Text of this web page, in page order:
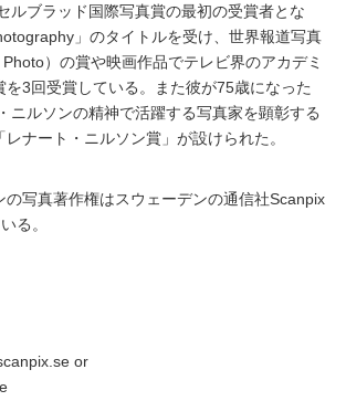
ルブラッド国際写真賞の最初の受賞者とな
」のタイトルを受け、世界報道写真
）の賞や映画作品でテレビ界のアカデミ
を3回受賞している。また彼が75歳になった
ニルソンの精神で活躍する写真家を顕彰する
レナート・ニルソン賞」が設けられた。
の写真著作権はスウェーデンの通信社Scanpix
る。
or